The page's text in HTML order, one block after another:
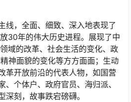
线，全面、细致、深入地表现了
30年的伟大历史进程。展现了中
域的改革、社会生活的变化、政
神面貌的变化等方方面面；生动
革开放前沿的代表人物，如国营
、个体户、政府官员、海归派、
刻，故事跌宕磅礴。